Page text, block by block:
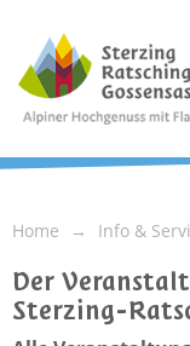
Home Info &
Der
Sterzing-